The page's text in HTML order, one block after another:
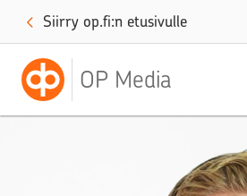
Siirry op.fi:n etusivulle
OP Media